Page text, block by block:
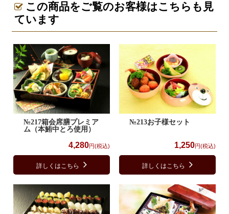
ログイン・マイページ
この商品をご覧のお客様はこちらも見
ています
№217箱会席膳プレミア
ム（本鮪中とろ使用）
4,280円(税込)
詳しくはこちら
№213お子様セット
1,250円(税込)
詳しくはこちら